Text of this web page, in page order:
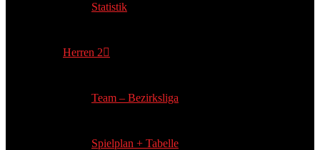
Statistik
Herren 2
Team – Bezirksliga
Spielplan + Tabelle